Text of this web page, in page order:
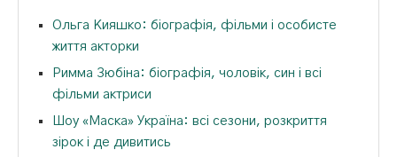
Ольга Кияшко: біографія, фільми і особисте
життя акторки
Римма Зюбіна: біографія, чоловік, син і всі
фільми актриси
Шоу «Маска» Україна: всі сезони, розкриття
зірок і де дивитись